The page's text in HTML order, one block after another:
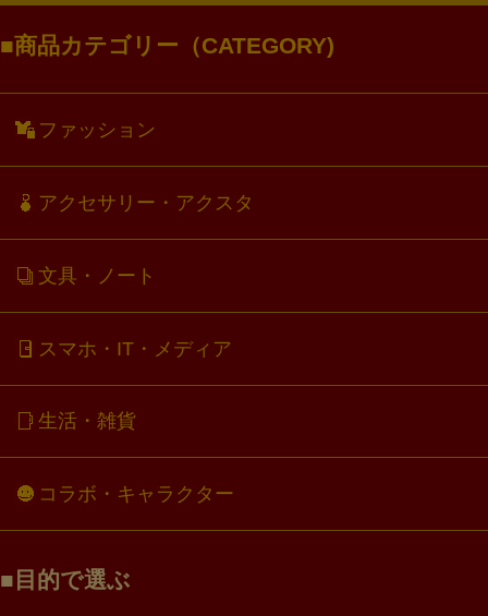
商品カテゴリー（CATEGORY)
ファッション
アクセサリー・アクスタ
文具・ノート
スマホ・IT・メディア
生活・雑貨
コラボ・キャラクター
目的で選ぶ